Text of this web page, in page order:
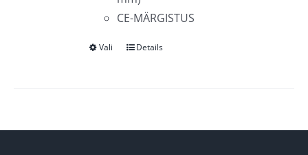
CE-MÄRGISTUS
Vali
Sellel
varianti.
Details